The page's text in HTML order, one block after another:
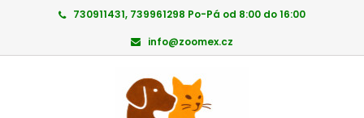
730911431, 739961298 Po-Pá od 8:00 do 16:00
info@zoomex.cz